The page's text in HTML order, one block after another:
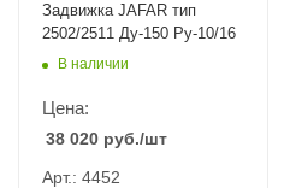
Задвижка JAFAR тип
2502/2511 Ду-150 Ру-10/16
В наличии
Цена:
38 020 руб./шт
Арт.: 4452